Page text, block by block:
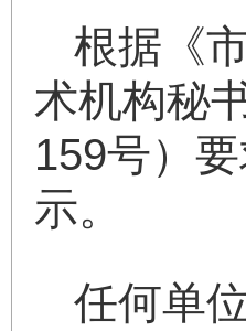
根据《
术机构秘
159号）
示。
任何单